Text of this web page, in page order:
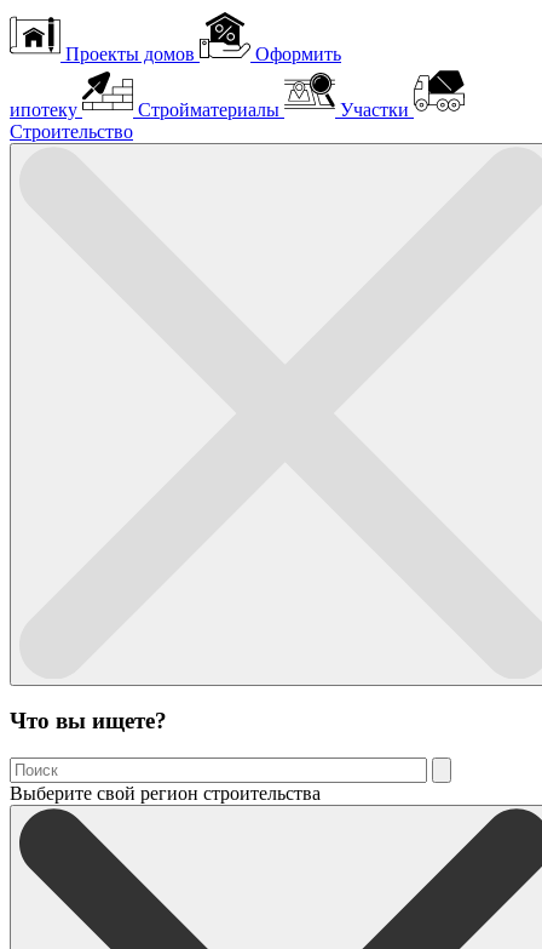
Проекты домов Оформить
ипотеку Стройматериалы
Участки
Строительство
Что вы ищете?
Выберите свой регион строительства